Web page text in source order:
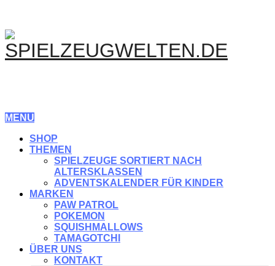
MENU
SHOP
THEMEN
SPIELZEUGE SORTIERT NACH
ALTERSKLASSEN
ADVENTSKALENDER FÜR KINDER
MARKEN
PAW PATROL
POKEMON
SQUISHMALLOWS
TAMAGOTCHI
ÜBER UNS
KONTAKT